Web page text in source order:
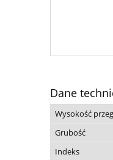
Dane
Wysokość
Grubość
Indeks